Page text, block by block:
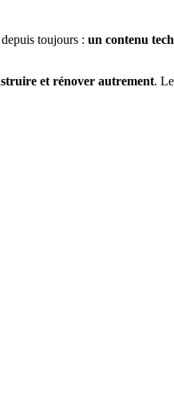
toujours : un contenu
et rénover autrement. Le